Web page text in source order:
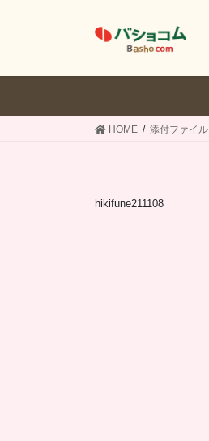
HOME 添付ファイル
hikifune211108